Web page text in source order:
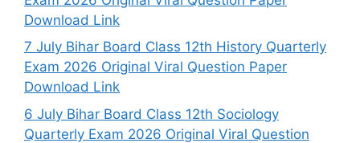
Download Link
7 July Bihar Board Class 12th History Quarterly
Exam 2026 Original Viral Question Paper
Download Link
6 July Bihar Board Class 12th Sociology
Quarterly Exam 2026 Original Viral Question